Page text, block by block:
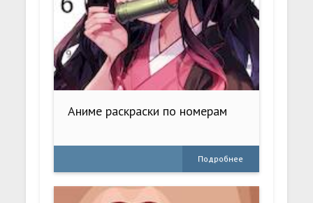
Аниме раскраски по номерам
Подробнее